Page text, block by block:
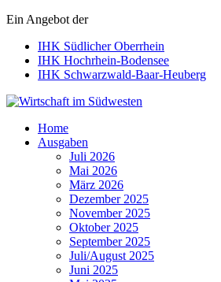
Ein Angebot der
IHK Südlicher Oberrhein
IHK Hochrhein-Bodensee
IHK Schwarzwald-Baar-Heuberg
Wirtschaft im Südwesten
Home
Ausgaben
Juli 2026
Mai 2026
März 2026
Dezember 2025
November 2025
Oktober 2025
September 2025
Juli/August 2025
Juni 2025